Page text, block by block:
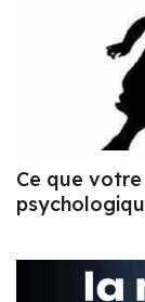
Ce que